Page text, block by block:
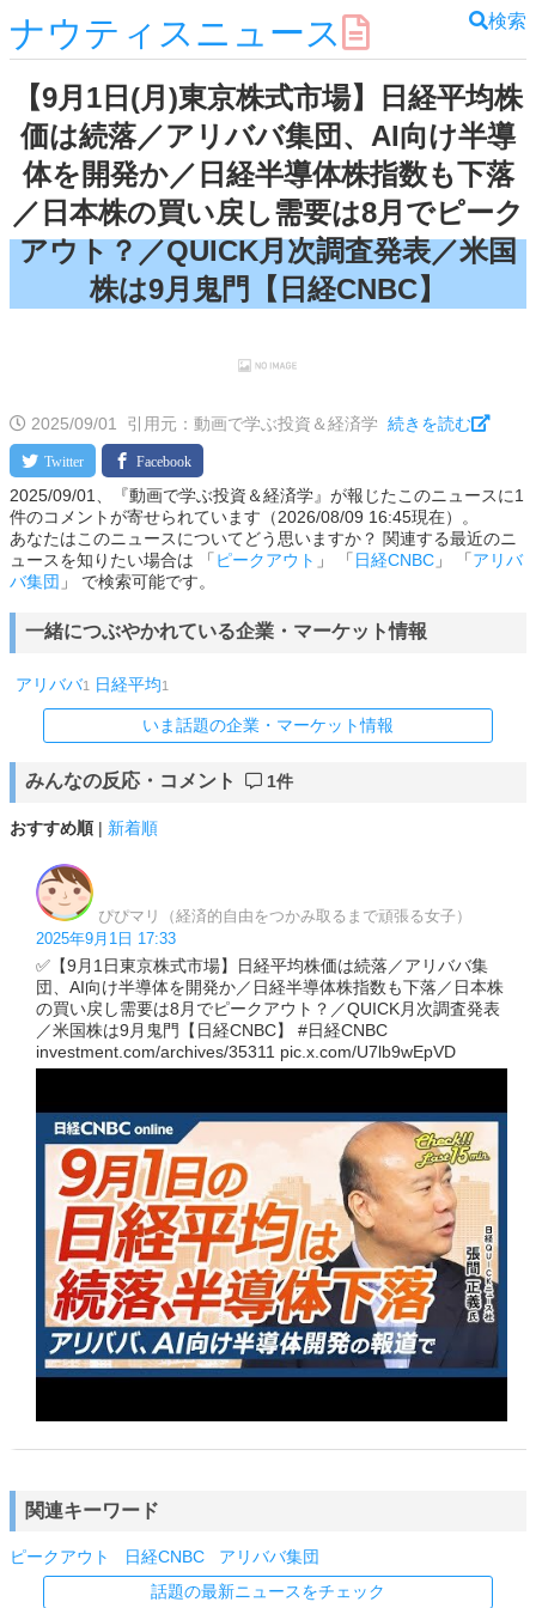
ナウティスニュース 検索
【9月1日(月)東京株式市場】日経平均株
価は続落／アリババ集団、AI向け半導
体を開発か／日経半導体株指数も下落
／日本株の買い戻し需要は8月でピーク
アウト？／QUICK月次調査発表／米国
株は9月鬼門【日経CNBC】
2025/09/01 引用元：動画で学ぶ投資＆経済学 続きを読む
2025/09/01、『動画で学ぶ投資＆経済学』が報じたこのニュースに1
件のコメントが寄せられています（2026/08/09 16:45現在）。
あなたはこのニュースについてどう思いますか？ 関連する最近のニ
ュースを知りたい場合は 「 ピークアウト 」 「 日経CNBC 」 「アリバ
バ集団 」 で検索可能です。
一緒につぶやかれている企業・マーケット情報
アリババ1 日経平均1
いま話題の企業・マーケット情報
みんなの反応・コメント 1件
おすすめ順 | 新着順
ぴぴマリ（経済的自由をつかみ取るまで頑張る女子）
2025年9月1日 17:33
✅【9月1日東京株式市場】日経平均株価は続落／アリババ集
団、AI向け半導体を開発か／日経半導体株指数も下落／日本株
の買い戻し需要は8月でピークアウト？／QUICK月次調査発表
／米国株は9月鬼門【日経CNBC】 #日経CNBC
investment.com/archives/35311 pic.x.com/U7lb9wEpVD
関連キーワード
ピークアウト 日経CNBC
アリババ集団
話題の最新ニュースをチェック